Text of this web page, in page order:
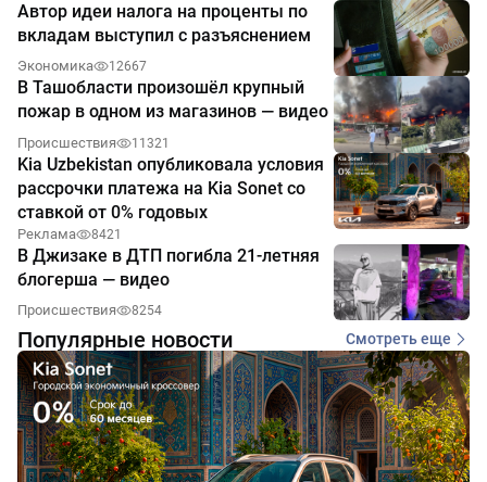
Автор идеи налога на проценты по
вкладам выступил с разъяснением
Экономика 12667
В Ташобласти произошёл крупный
пожар в одном из магазинов — видео
Происшествия 11321
Kia Uzbekistan опубликовала условия
рассрочки платежа на Kia Sonet со
ставкой от 0% годовых
Реклама 8421
В Джизаке в ДТП погибла 21-летняя
блогерша — видео
Происшествия 8254
Популярные новости Смотреть еще